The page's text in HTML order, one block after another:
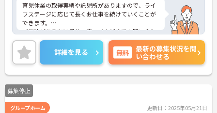
育児休業の取得実績や託児所がありますので、ライ
フステージに応じて長くお仕事を続けていくことが
できます。
ご興味がある方は是非一度マイナビまでお問い合わ
せください。さらに詳細などお伝えします！
詳細を見る 無料
最新の募集状況を問
い合わせる
募集停止
グループホーム 更新日：2025年05月21日